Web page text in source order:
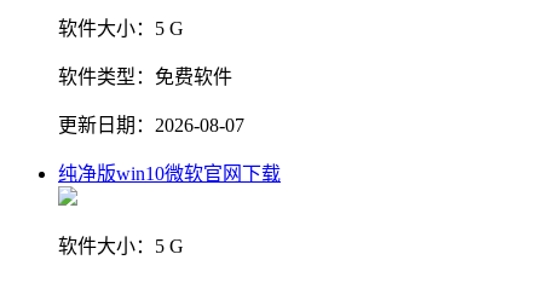
软件大小： 5 G
软件类型： 免费软件
更新日期： 2026-08-07
纯净版win10微软官网下载
软件大小： 5 G